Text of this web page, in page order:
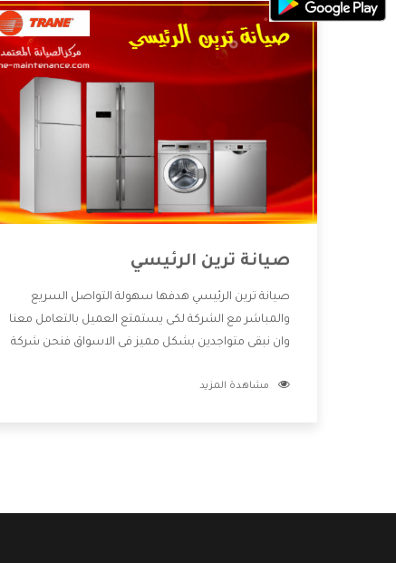
صيانة ترين الرئيسي
صيانة ترين الرئيسي هدفها سهولة التواصل السريع
والمباشر مع الشركة لكى يستمتع العميل بالتعامل معنا
وان نبقى متواجدين بشكل مميز فى الاسواق فنحن شركة
بالخدمات التى تنفرد الشركة بها والتى تكون منها خدمة
مشاهدة المزيد